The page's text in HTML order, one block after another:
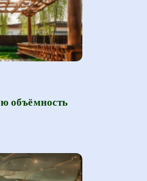
объёмность